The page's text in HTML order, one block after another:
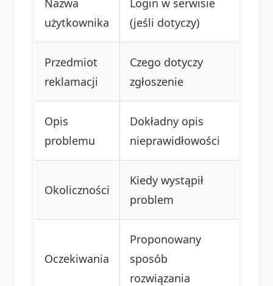
Nazwa
użytkownika
Login w serwisie
(jeśli dotyczy)
Przedmiot
reklamacji
Czego dotyczy
zgłoszenie
Opis
problemu
Dokładny opis
nieprawidłowości
Okoliczności
Kiedy wystąpił
problem
Oczekiwania
Proponowany
sposób
rozwiązania